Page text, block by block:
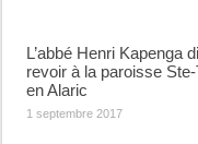
L’abbé Henri Kapenga
revoir à la paroisse Ste-
en Alaric
1 septembre 2017